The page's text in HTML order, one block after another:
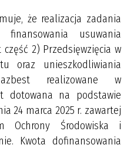
że realizacja zadania
finansowania usuwania
2) Przedsięwzięcia w
oraz unieszkodliwiania
realizowane w
dotowana na podstawie
24 marca 2025 r. zawartej
Ochrony Środowiska i
Kwota dofinansowania